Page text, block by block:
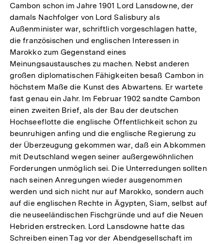
Cambon schon im Jahre 1901 Lord Lansdowne, der
damals Nachfolger von Lord Salisbury als
Außenminister war, schriftlich vorgeschlagen hatte,
die französischen und englischen Interessen in
Marokko zum Gegenstand eines
Meinungsaustausches zu machen. Nebst anderen
großen diplomatischen Fähigkeiten besaß Cambon in
höchstem Maße die Kunst des Abwartens. Er wartete
fast genau ein Jahr. Im Februar 1902 sandte Cambon
einen zweiten Brief, als der Bau der deutschen
Hochseeflotte die englische Öffentlichkeit schon zu
beunruhigen anfing und die englische Regierung zu
der Überzeugung gekommen war, daß ein Abkommen
mit Deutschland wegen seiner außergewöhnlichen
Forderungen unmöglich sei. Die Unterredungen sollten
nach seinen Anregungen wieder ausgenommen
werden und sich nicht nur auf Marokko, sondern auch
auf die englischen Rechte in Ägypten, Siam, selbst auf
die neuseeländischen Fischgründe und auf die Neuen
Hebriden erstrecken. Lord Lansdowne hatte das
Schreiben einen Tag vor der Abendgesellschaft im